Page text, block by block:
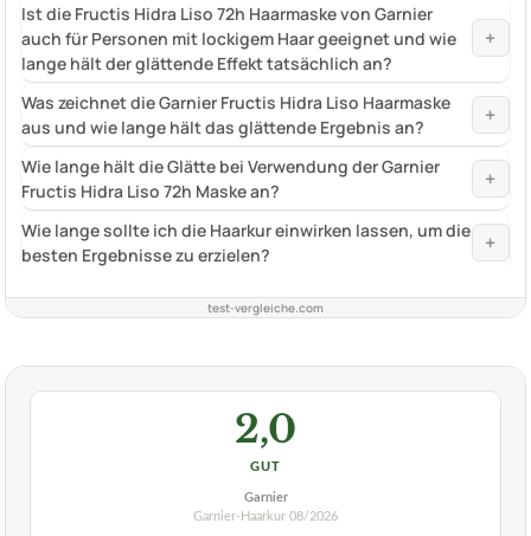
Ist die Fructis Hidra Liso 72h Haarmaske von Garnier
auch für Personen mit lockigem Haar geeignet und wie
lange hält der glättende Effekt tatsächlich an?
+
Was zeichnet die Garnier Fructis Hidra Liso Haarmaske
aus und wie lange hält das glättende Ergebnis an?
+
Wie lange hält die Glätte bei Verwendung der Garnier
Fructis Hidra Liso 72h Maske an?
+
Wie lange sollte ich die Haarkur einwirken lassen, um die
besten Ergebnisse zu erzielen?
+
test-vergleiche.com
2,0
GUT
Garnier
Garnier-Haarkur 08/2026